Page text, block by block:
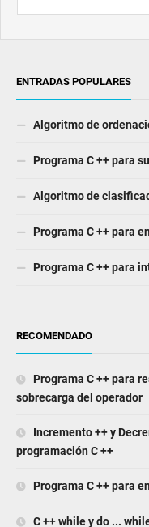
ENTRADAS POPULARES
Algoritmo de
Programa C ++ para
Algoritmo de
Programa C ++ para
Programa C ++ para
RECOMENDADO
Programa C ++ para
sobrecarga del operador
Incremento ++ y
programación C ++
Programa C ++ para
C ++ while y do ...